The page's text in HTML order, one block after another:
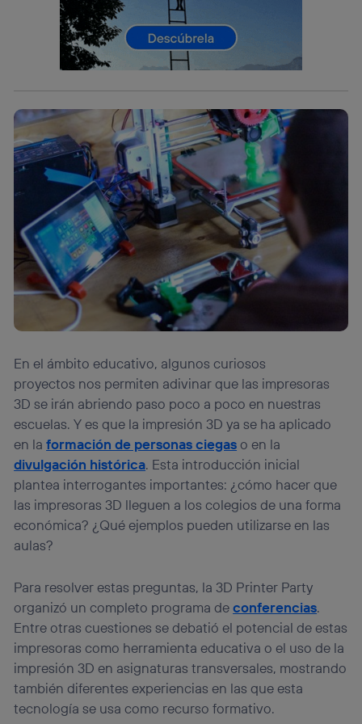
En el ámbito educativo, algunos curiosos
proyectos nos permiten adivinar que las impresoras
3D se irán abriendo paso poco a poco en nuestras
escuelas. Y es que la impresión 3D ya se ha aplicado
en laformación de personas ciegaso en la
divulgación histórica. Esta introducción inicial
plantea interrogantes importantes: ¿cómo hacer que
las impresoras 3D lleguen a los colegios de una forma
económica? ¿Qué ejemplos pueden utilizarse en las
aulas?
Para resolver estas preguntas, la 3D Printer Party
organizó un completo programa deconferencias.
Entre otras cuestiones se debatió el potencial de estas
impresoras como herramienta educativa o el uso de la
impresión 3D en asignaturas transversales, mostrando
también diferentes experiencias en las que esta
tecnología se usa como recurso formativo.
Este identificador se asigna a la conexión de internet, por
lo que cualquier persona que conecte su dispositivo y
consienta el uso de la tecnología recibirá el mismo
identificador. Típicamente:
Si utilizas una
conexión de banda ancha(p. ej., Wi-Fi),
el marketing o análisis se realizará en función de las
actividades de navegación de los miembros del hogar
que hayan dado su consentimiento.
Si utilizasdatos móviles, el marketing será más
personalizado, ya que se basará únicamente en la
navegación del usuario del móvil.
Puedes gestionar los consentimientos Utiq seleccionando
“Administrar Utiq” en la parte inferior de esta página web o
visitando el portal de privacidad de Utiq
(“consenthub”). Para más información, consulta
la política de privacidad de Utiq.